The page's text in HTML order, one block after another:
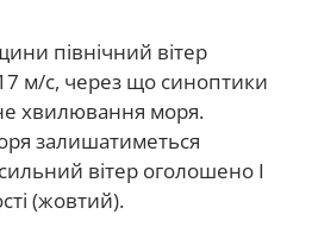
північний вітер
м/с, через що синоптики
хвилювання моря.
залишатиметься
вітер оголошено І
(жовтий).